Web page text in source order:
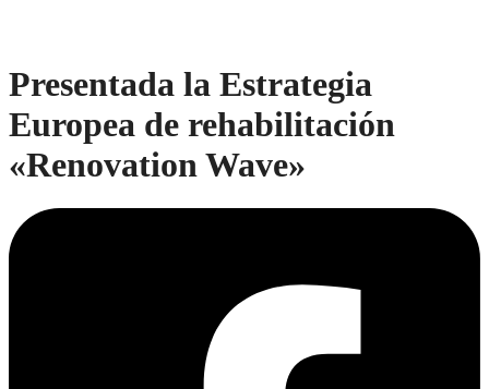
Presentada la Estrategia
Europea de rehabilitación
«Renovation Wave»